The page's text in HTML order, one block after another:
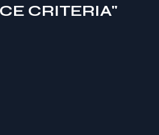
CRITERIA"​